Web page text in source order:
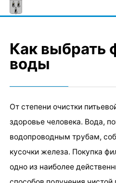
Skip
to
Как выбрать
воды
От степени очистки
здоровье человека. Вода,
водопроводным трубам,
кусочки железа. Покупка
одно из наиболее